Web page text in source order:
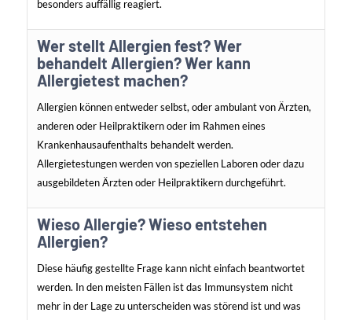
besonders auffällig reagiert.
Wer stellt Allergien fest? Wer
behandelt Allergien? Wer kann
Allergietest machen?
Allergien können entweder selbst, oder ambulant von Ärzten,
anderen oder Heilpraktikern oder im Rahmen eines
Krankenhausaufenthalts behandelt werden.
Allergietestungen werden von speziellen Laboren oder dazu
ausgebildeten Ärzten oder Heilpraktikern durchgeführt.
Wieso Allergie? Wieso entstehen
Allergien?
Diese häufig gestellte Frage kann nicht einfach beantwortet
werden. In den meisten Fällen ist das Immunsystem nicht
mehr in der Lage zu unterscheiden was störend ist und was